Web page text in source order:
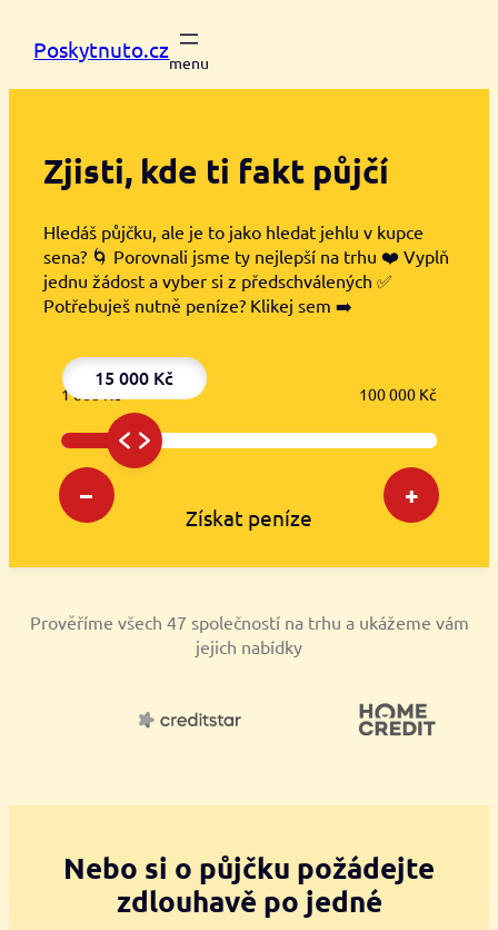
Poskytnuto.cz
Zjisti, kde ti fakt půjčí
Hledáš půjčku, ale je to jako hledat jehlu v kupce
sena? 🌀 Porovnali jsme ty nejlepší na trhu ❤️ Vyplň
jednu žádost a vyber si z předschválených ✅
Potřebuješ nutně peníze? Klikej sem ➡️
15 000 Kč
– +
1 000 Kč 100 000 Kč
Získat peníze
Prověříme všech 47 společností na trhu a ukážeme vám
jejich nabídky
Nebo si o půjčku požádejte
zdlouhavě po jedné